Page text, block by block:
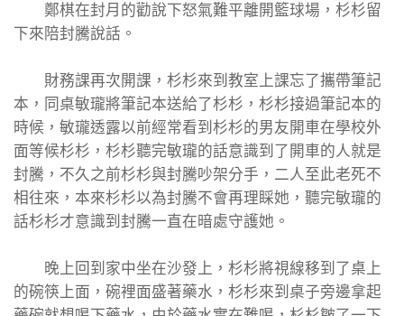
鄭棋在封月的勸說下怒氣難平離開籃球場，杉杉留
下來陪封騰說話。
財務課再次開課，杉杉來到教室上課忘了攜帶筆記
本，同桌敏瓏將筆記本送給了杉杉，杉杉接過筆記本的
時候，敏瓏透露以前經常看到杉杉的男友開車在學校外
面等候杉杉，杉杉聽完敏瓏的話意識到了開車的人就是
封騰，不久之前杉杉與封騰吵架分手，二人至此老死不
相往來，本來杉杉以為封騰不會再理睬她，聽完敏瓏的
話杉杉才意識到封騰一直在暗處守護她。
晚上回到家中坐在沙發上，杉杉將視線移到了桌上
的碗筷上面，碗裡面盛著藥水，杉杉來到桌子旁邊拿起